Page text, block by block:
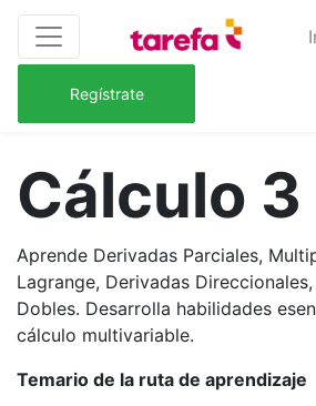
Regístrate
Cálculo 3
Aprende Derivadas Parciales,
Lagrange, Derivadas
Dobles. Desarrolla habilidades
cálculo multivariable.
Temario de la ruta de aprendizaje